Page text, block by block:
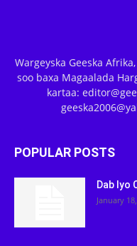
Wargeyska Geeska
soo baxa Magaalada
kartaa:
POPULAR POSTS
Dab Iyo
January